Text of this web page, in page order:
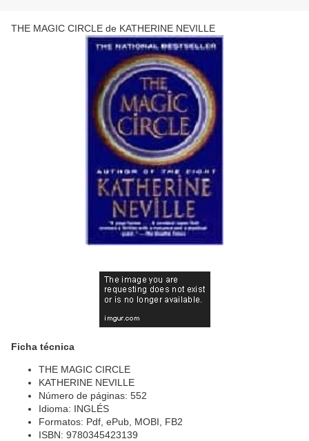
THE MAGIC CIRCLE de KATHERINE NEVILLE
Ficha técnica
THE MAGIC CIRCLE
KATHERINE NEVILLE
Número de páginas: 552
Idioma: INGLÉS
Formatos: Pdf, ePub, MOBI, FB2
ISBN: 9780345423139